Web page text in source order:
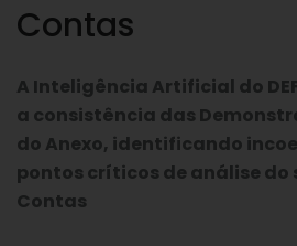
Contas
A Inteligência Artificial do
a consistência das
do Anexo, identificando
pontos críticos de análise do
Contas